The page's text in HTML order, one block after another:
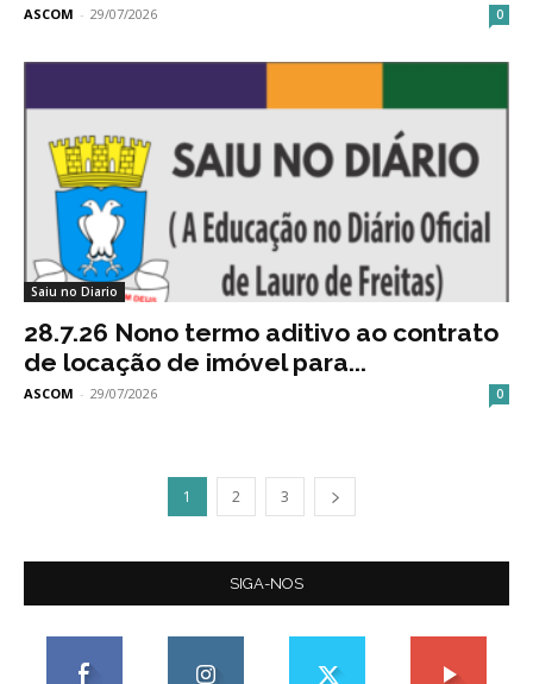
ASCOM - 29/07/2026 0
Saiu no Diario
28.7.26 Nono termo aditivo ao contrato
de locação de imóvel para...
ASCOM - 29/07/2026 0
1 2 3
SIGA-NOS